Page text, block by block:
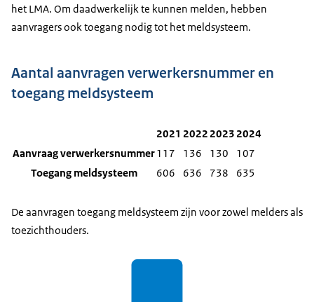
het LMA. Om daadwerkelijk te kunnen melden, hebben
aanvragers ook toegang nodig tot het meldsysteem.
Aantal aanvragen verwerkersnummer en
toegang meldsysteem
2021 2022 2023 2024
Aanvraag verwerkersnummer117 136 130
107
Toegang meldsysteem
606 636 738 635
De aanvragen toegang meldsysteem zijn voor zowel melders als
toezichthouders.